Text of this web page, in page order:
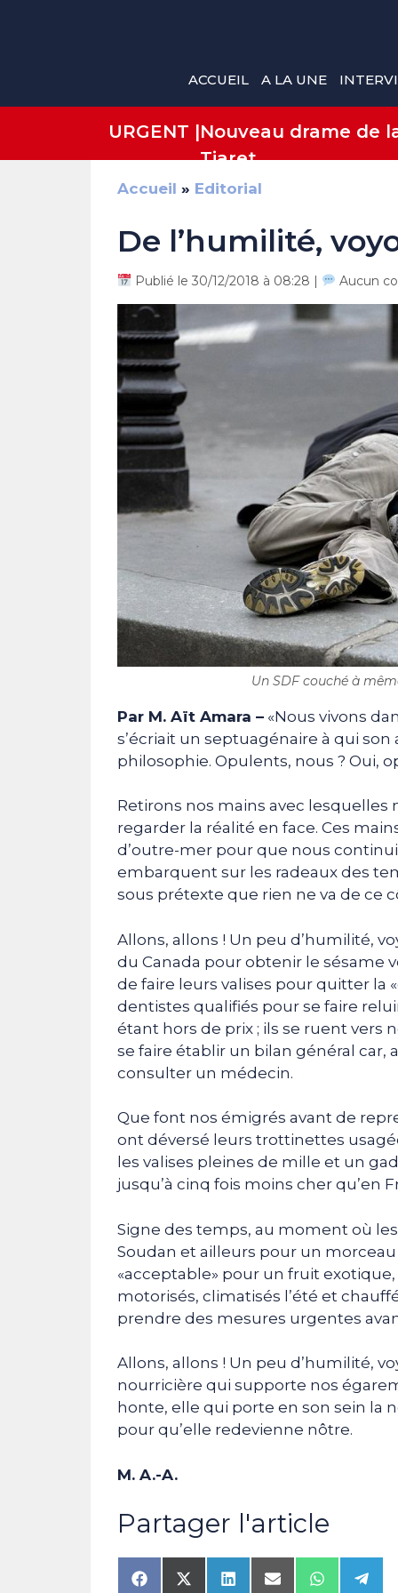
ACCUEIL A LA UNE
URGENT |Nouveau drame de
Tiaret
Accueil » Editorial
De l’humilité,
Publié le 30/12/2018 à 08:28 | Aucun
Un SDF couché à
Par M. Aït Amara – «Nous vivons
s’écriait un septuagénaire à qui
philosophie. Opulents, nous ? Oui,
Retirons nos mains avec lesquelles
regarder la réalité en face. Ces
d’outre-mer pour que nous
embarquent sur les radeaux des
sous prétexte que rien ne va de ce
Allons, allons ! Un peu d’humilité,
du Canada pour obtenir le sésame
de faire leurs valises pour quitter la
dentistes qualifiés pour se faire
étant hors de prix ; ils se ruent vers
se faire établir un bilan général car,
consulter un médecin.
Que font nos émigrés avant de
ont déversé leurs trottinettes
les valises pleines de mille et un
jusqu’à cinq fois moins cher qu’en
Signe des temps, au moment où
Soudan et ailleurs pour un
«acceptable» pour un fruit
motorisés, climatisés l’été et
prendre des mesures urgentes
Allons, allons ! Un peu d’humilité,
nourricière qui supporte nos
honte, elle qui porte en son sein la
pour qu’elle redevienne nôtre.
M. A.-A.
Partager l'article
ShareShareShareShareShareShare